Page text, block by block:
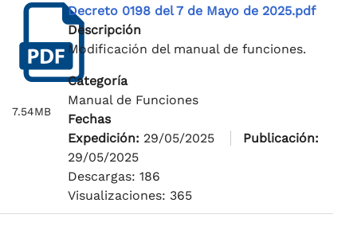
7.54MB
Decreto 0198 del 7 de Mayo de 2025.pdf
Descripción
Modificación del manual de funciones.
Categoría
Manual de Funciones
Fechas
Expedición: 29/05/2025
Publicación:
29/05/2025
Descargas: 186
Visualizaciones: 365